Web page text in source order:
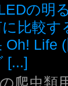
の明
比較す
Oh! Life
[...]
爬虫類